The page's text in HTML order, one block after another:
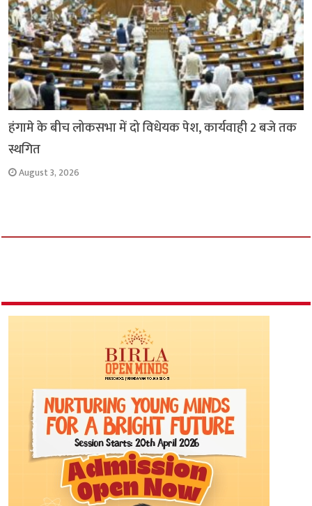
हंगामे के बीच लोकसभा में दो विधेयक पेश, कार्यवाही 2 बजे तक
स्थगित
August 3, 2026